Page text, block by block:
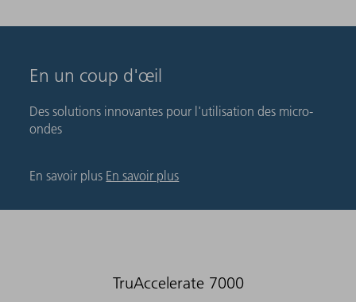
En un coup d'œil
Des solutions innovantes pour l'utilisation des micro-
ondes
En savoir plus En savoir plus
TruAccelerate 7000